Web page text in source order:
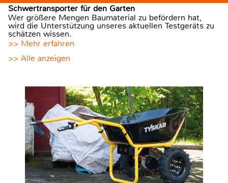
Schwertransporter für den Garten
Wer größere Mengen Baumaterial zu befördern hat,
wird die Unterstützung unseres aktuellen Testgeräts zu
schätzen wissen.
>> Mehr erfahren
>> Alle anzeigen